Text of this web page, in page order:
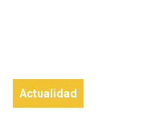
Actualidad